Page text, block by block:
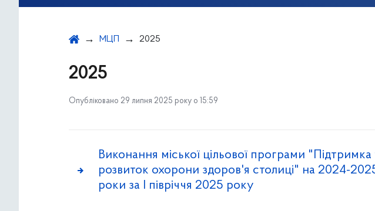
МЦП 2025
2025
Опубліковано 29 липня 2025 року о 15:59
Виконання міської цільової програми "Підтримка
розвиток охорони здоров'я столиці" на 2024-
роки за І півріччя 2025 року